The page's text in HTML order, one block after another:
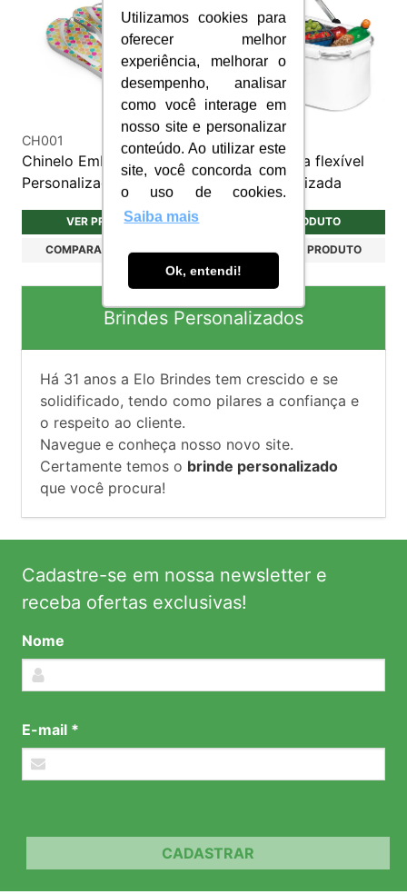
Utilizamos cookies para
oferecer melhor
experiência, melhorar o
desempenho, analisar
como você interage em
nosso site e personalizar
conteúdo. Ao utilizar este
site, você concorda com
o uso de cookies.
Saiba mais
Ok, entendi!
CH001
Chinelo Emborrachado
Personalizado
VER PRODUTO
COMPARAR PRODUTO
BTR041
Bolsa térmica flexível
14L personalizada
VER PRODUTO
COMPARAR PRODUTO
Brindes Personalizados
Há 31 anos a Elo Brindes tem crescido e se
solidificado, tendo como pilares a confiança e
o respeito ao cliente.
Navegue e conheça nosso novo site.
Certamente temos o brinde personalizado
que você procura!
Cadastre-se em nossa newsletter e
receba ofertas exclusivas!
Nome
E-mail *
CADASTRAR